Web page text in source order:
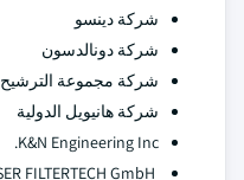
شركة دينسو
شركة دونالدسون
شركة مجموعة الترشيح
شركة هانيويل الدولية
K&N Engineering Inc.